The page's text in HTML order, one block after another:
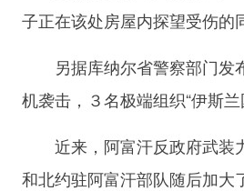
子正在该处房屋内探望受伤的
另据库纳尔省警察部门发
机袭击，３名极端组织“伊斯兰
近来，阿富汗反政府武装
和北约驻阿富汗部队随后加大